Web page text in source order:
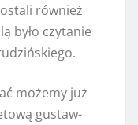
również
było czytanie
możemy już
gustaw-